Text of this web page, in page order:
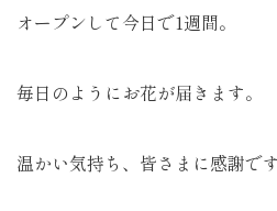
オープンして今日で1週間。
毎日のようにお花が届きます。
温かい気持ち、皆さまに感謝